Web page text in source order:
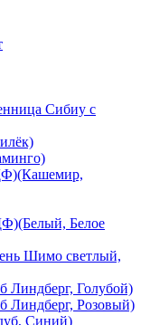
Сибиу с
Белое
Шимо светлый,
Линдберг, Голубой)
Линдберг, Розовый)
Синий)